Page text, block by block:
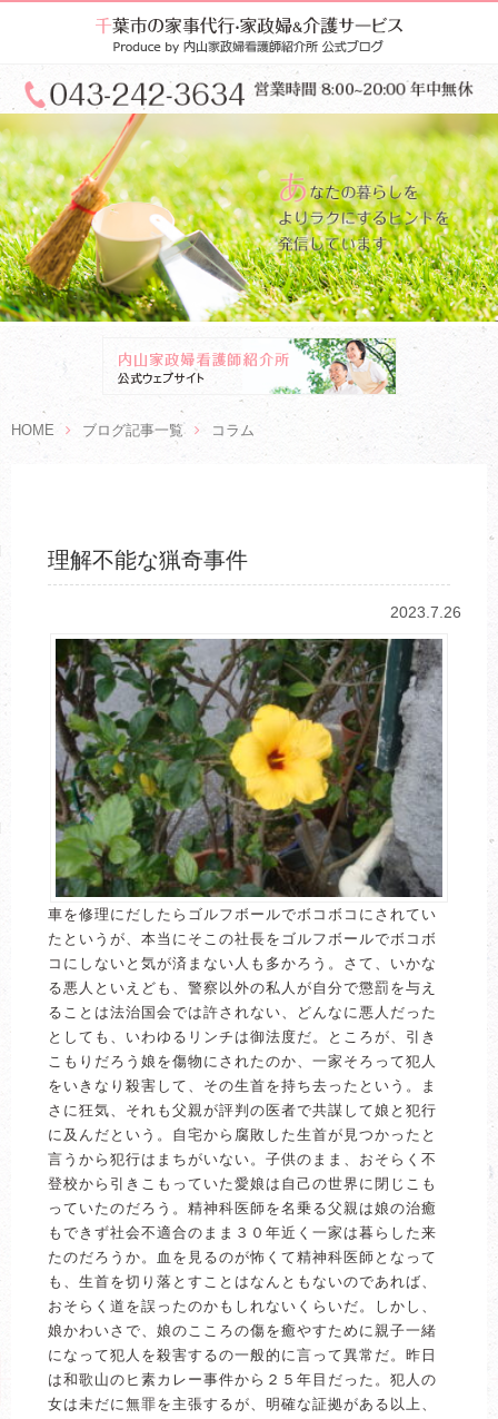
HOME ブログ記事一覧 コラム
理解不能な猟奇事件
2023.7.26
車を修理にだしたらゴルフボールでボコボコにされてい
たというが、本当にそこの社長をゴルフボールでボコボ
コにしないと気が済まない人も多かろう。さて、いかな
る悪人といえども、警察以外の私人が自分で懲罰を与え
ることは法治国会では許されない、どんなに悪人だった
としても、いわゆるリンチは御法度だ。ところが、引き
こもりだろう娘を傷物にされたのか、一家そろって犯人
をいきなり殺害して、その生首を持ち去ったという。ま
さに狂気、それも父親が評判の医者で共謀して娘と犯行
に及んだという。自宅から腐敗した生首が見つかったと
言うから犯行はまちがいない。子供のまま、おそらく不
登校から引きこもっていた愛娘は自己の世界に閉じこも
っていたのだろう。精神科医師を名乗る父親は娘の治癒
もできず社会不適合のまま３０年近く一家は暮らした来
たのだろうか。血を見るのが怖くて精神科医師となって
も、生首を切り落とすことはなんともないのであれば、
おそらく道を誤ったのかもしれないくらいだ。しかし、
娘かわいさで、娘のこころの傷を癒やすために親子一緒
になって犯人を殺害するの一般的に言って異常だ。昨日
は和歌山のヒ素カレー事件から２５年目だった。犯人の
女は未だに無罪を主張するが、明確な証拠がある以上、